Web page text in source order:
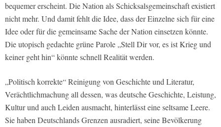
bequemer erscheint. Die Nation als Schicksalsgemeinschaft existiert
nicht mehr. Und damit fehlt die Idee, dass der Einzelne sich für eine
Idee oder für die gemeinsame Sache der Nation einsetzen könnte.
Die utopisch gedachte grüne Parole „Stell Dir vor, es ist Krieg und
keiner geht hin“ könnte schnell Realität werden.
„Politisch korrekte“ Reinigung von Geschichte und Literatur,
Verächtlichmachung all dessen, was deutsche Geschichte, Leistung,
Kultur und auch Leiden ausmacht, hinterlässt eine seltsame Leere.
Sie haben Deutschlands Grenzen ausradiert, seine Bevölkerung